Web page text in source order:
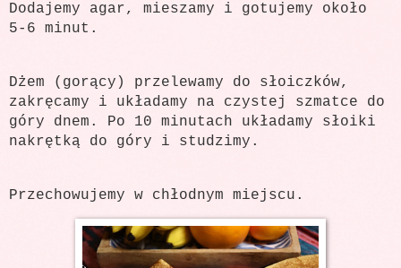
Dodajemy agar, mieszamy i gotujemy około
5-6 minut.
Dżem (gorący) przelewamy do słoiczków,
zakręcamy i układamy na czystej szmatce do
góry dnem. Po 10 minutach układamy słoiki
nakrętką do góry i studzimy.
Przechowujemy w chłodnym miejscu.